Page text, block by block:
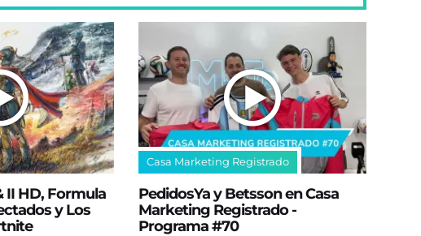
II HD, Formula
y Los
Casa Marketing Registrado
PedidosYa y Betsson en Casa
Marketing Registrado -
Programa #70